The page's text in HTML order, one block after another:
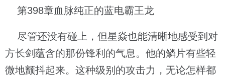
第398章血脉纯正的蓝电霸王龙
尽管还没有碰上，但星焱也能清晰地感受到对
方长剑蕴含的那份锋利的气息。他的鳞片有些轻
微地颤抖起来。这种级别的攻击力，无论怎样都